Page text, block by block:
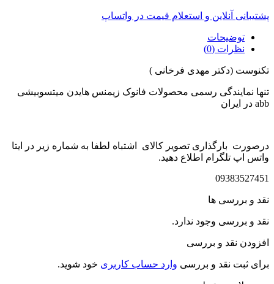
پشتیبانی آنلاین و استعلام قیمت در واتساپ
توضیحات
نظرات (0)
تکنوست (دکتر مهدی فرخانی )
تنها نمایندگی رسمی محصولات فانوک زیمنس هایدن میتسوبیشی
abb در ایران
درصورت بارگذاری تصویر کالای اشتباه لطفا به شماره زیر در ایتا
واتس اپ تلگرام اطلاع دهید.
09383527451
نقد و بررسی ها
نقد و بررسی وجود ندارد.
افزودن نقد و بررسی
برای ثبت نقد و بررسی وارد حساب کاربری خود شوید.